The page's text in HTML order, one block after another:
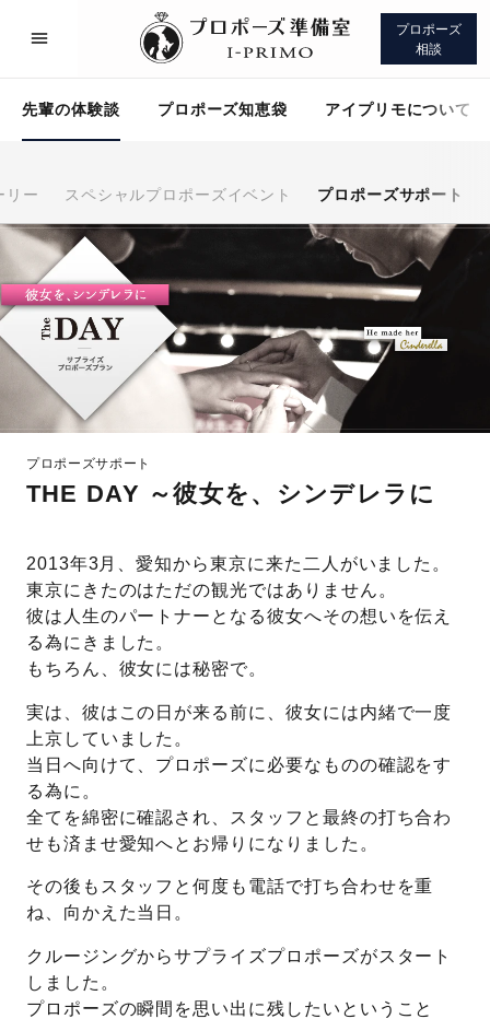
プロポーズ
相談
先輩の体験談 プロポーズ知恵袋 アイプリモについて
リー スペシャルプロポーズイベント プロポーズサポート
プロポーズサポート
THE DAY ～彼女を、シンデレラに
2013年3月、愛知から東京に来た二人がいました。
東京にきたのはただの観光ではありません。
彼は人生のパートナーとなる彼女へその想いを伝え
る為にきました。
もちろん、彼女には秘密で。
実は、彼はこの日が来る前に、彼女には内緒で一度
上京していました。
当日へ向けて、プロポーズに必要なものの確認をす
る為に。
全てを綿密に確認され、スタッフと最終の打ち合わ
せも済ませ愛知へとお帰りになりました。
その後もスタッフと何度も電話で打ち合わせを重
ね、向かえた当日。
クルージングからサプライズプロポーズがスタート
しました。
プロポーズの瞬間を思い出に残したいということ
プロポーズサポート 先輩の体験談
プロポーズ知恵袋
プロポーズサポート
プロポーズサポートの流れ
スペシャルプロポーズイベント
プロポーズアイテム
おすすめの婚約指輪
パーフェクトプロポーズリング ®
婚約指輪マッチング診断
プロポーズ知恵袋
プロポーズ意識調査結果一覧
婚約指輪選び方ガイド
ダイヤモンドの品質とは？
プロポーズの方法
タイミング
ニュース
婚約指輪のご購入と
プロポーズのご相談
I-PRIMO公式サイト